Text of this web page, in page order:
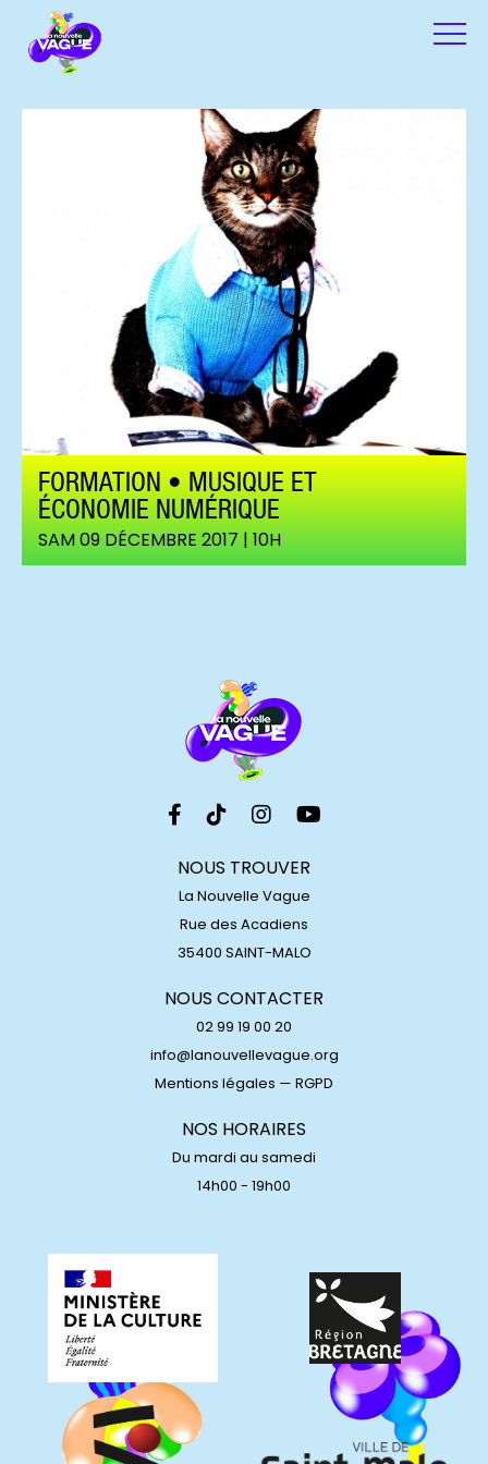
FORMATION • MUSIQUE ET
ÉCONOMIE NUMÉRIQUE
SAM 09 DÉCEMBRE 2017 | 10H
NOUS TROUVER
La Nouvelle Vague
Rue des Acadiens
35400 SAINT-MALO
NOUS CONTACTER
02 99 19 00 20
info@lanouvellevague.org
Mentions légales — RGPD
NOS HORAIRES
Du mardi au samedi
14h00 - 19h00